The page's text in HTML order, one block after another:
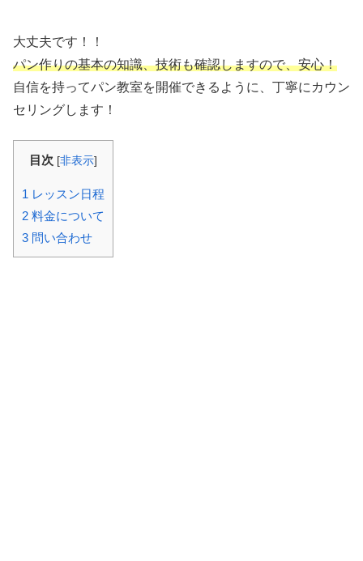
大丈夫です！！
パン作りの基本の知識、技術も確認しますので、安心！
自信を持ってパン教室を開催できるように、丁寧にカウン
セリングします！
目次 [非表示]
1 レッスン日程
2 料金について
3 問い合わせ